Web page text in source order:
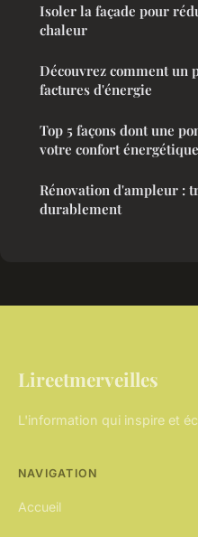
Isoler la façade pour
chaleur
Découvrez comment un
factures d'énergie
Top 5 façons dont une
votre confort énergétique
Rénovation d'ampleur :
durablement
Lireetmerveilles
L'information qui inspire et
NAVIGATION
Accueil